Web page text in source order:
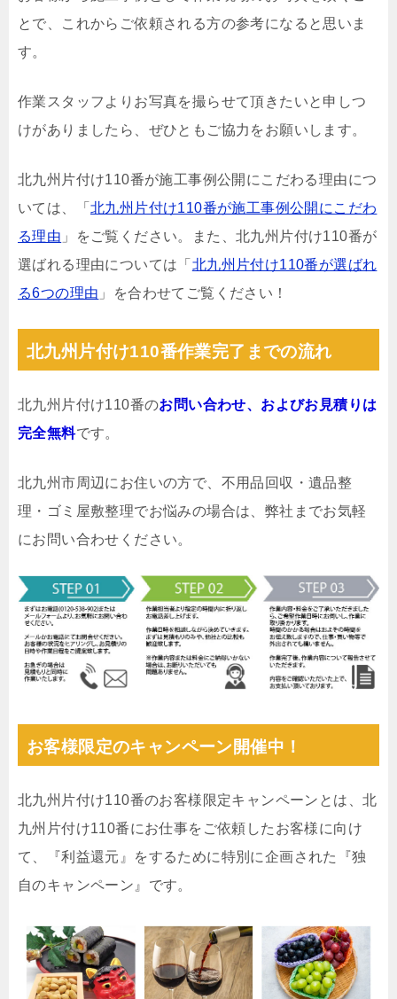
とで、これからご依頼される方の参考になると思いま
す。
作業スタッフよりお写真を撮らせて頂きたいと申しつ
けがありましたら、ぜひともご協力をお願いします。
北九州片付け110番が施工事例公開にこだわる理由につ
いては、「 北九州片付け110番が施工事例公開にこだわ
る理由 」をご覧ください。また、北九州片付け110番が
選ばれる理由については「 北九州片付け110番が選ばれ
る6つの理由 」を合わせてご覧ください！
北九州片付け110番作業完了までの流れ
北九州片付け110番のお問い合わせ、およびお見積りは
完全無料です。
北九州市周辺にお住いの方で、不用品回収・遺品整
理・ゴミ屋敷整理でお悩みの場合は、弊社までお気軽
にお問い合わせください。
お客様限定のキャンペーン開催中！
北九州片付け110番のお客様限定キャンペーンとは、北
九州片付け110番にお仕事をご依頼したお客様に向け
て、『利益還元』をするために特別に企画された『独
自のキャンペーン』です。